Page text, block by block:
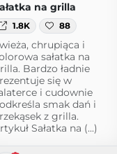
na grilla
1.8K 88
chrupiąca i
sałatka na
Bardzo ładnie
się w
i cudownie
smak dań i
z grilla.
Sałatka na (...)